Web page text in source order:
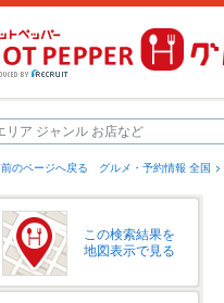
前のページへ戻る グルメ・予約情報 全国
この検索結果を
地図表示で見る